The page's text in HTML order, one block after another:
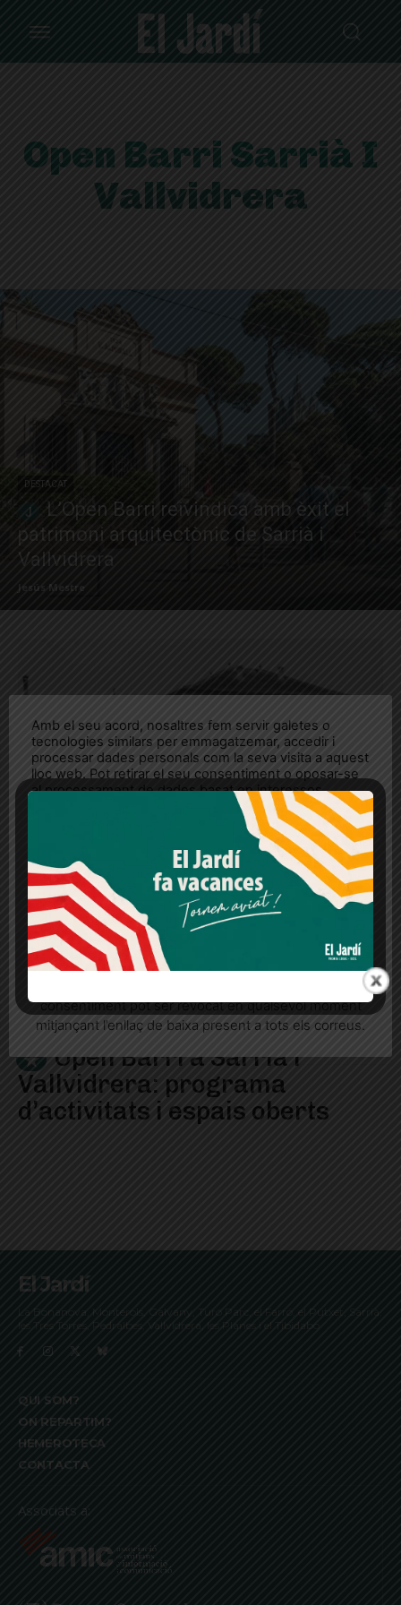
Open Barri Sarrià I
Vallvidrera
DESTACAT
L’Open Barri reivindica amb èxit el
patrimoni arquitectònic de Sarrià i
Vallvidrera
Jesús Mestre
Open Barri a Sarrià i
Vallvidrera: programa
d’activitats i espais oberts
El Jardí
La Bonanova, Monterols, Galvany, Turó Parc, el Farró, el Putxet, Sarrià,
les Tres Torres, Pedralbes, Vallvidrera, les Planes i el Tibidabo
QUI SOM?
ON REPARTIM?
HEMEROTECA
CONTACTA
Associats a:
Amb el seu acord, nosaltres fem servir galetes o
tecnologies similars per emmagatzemar, accedir i
processar dades personals com la seva visita a aquest
lloc web. Pot retirar el seu consentiment o oposar-se
al processament de dades basat en interessos
legítims en qualsevol moment fent clic a "Ajustos de
cookies" o a la nostra Política de privacitat en aquest
lloc web. Si cliques "acceptar" dones el teu
Més informació Acceptar Rebutjar tot
Quan l’usuari crea un compte al Diari el Jardí, dona el
seu consentiment explícit per rebre comunicacions
consentiment pot ser revocat en qualsevol moment
mitjançant l’enllaç de baixa present a tots els correus.